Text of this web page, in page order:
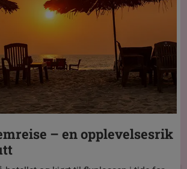
– en opplevelsesrik